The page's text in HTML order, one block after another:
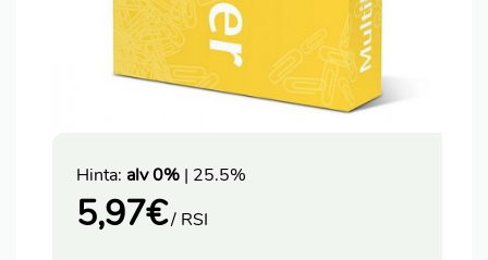
Hinta: alv 0% | 25.5%
5,97€/ RSI